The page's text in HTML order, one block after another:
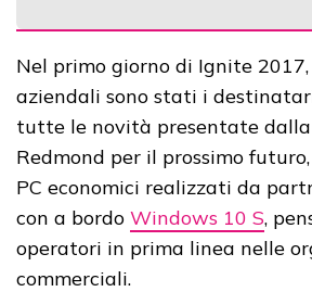
Nel primo giorno di Ignite
aziendali sono stati i
tutte le novità presentate dalla
Redmond per il prossimo
PC economici realizzati da
con a bordo Windows 10 S,
operatori in prima linea nelle
commerciali.